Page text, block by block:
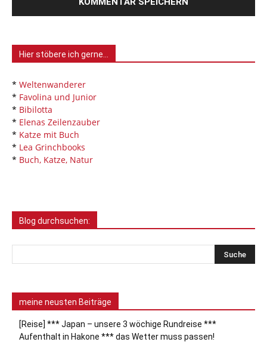
Hier stöbere ich gerne…
* Weltenwanderer
* Favolina und Junior
* Bibilotta
* Elenas Zeilenzauber
* Katze mit Buch
* Lea Grinchbooks
* Buch, Katze, Natur
Blog durchsuchen:
meine neusten Beiträge
[Reise] *** Japan – unsere 3 wöchige Rundreise ***
Aufenthalt in Hakone *** das Wetter muss passen!